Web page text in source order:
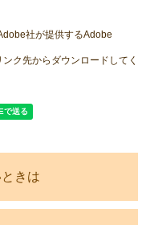
社が提供するAdobe
ク先からダウンロードしてく
きは